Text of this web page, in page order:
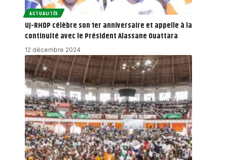
ACTUALITÉS
UJ-RHDP célèbre son 1er anniversaire et appelle à la
continuité avec le Président Alassane Ouattara
12 décembre 2024